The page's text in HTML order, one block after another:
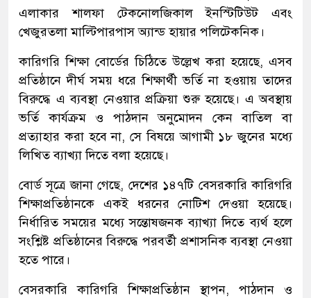
এলাকার শালফা টেকনোলজিকাল ইনস্টিটিউট এবং
খেজুরতলা মাল্টিপারপাস অ্যান্ড হায়ার পলিটেকনিক।
কারিগরি শিক্ষা বোর্ডের চিঠিতে উল্লেখ করা হয়েছে, এসব
প্রতিষ্ঠানে দীর্ঘ সময় ধরে শিক্ষার্থী ভর্তি না হওয়ায় তাদের
বিরুদ্ধে এ ব্যবস্থা নেওয়ার প্রক্রিয়া শুরু হয়েছে। এ অবস্থায়
ভর্তি কার্যক্রম ও পাঠদান অনুমোদন কেন বাতিল বা
প্রত্যাহার করা হবে না, সে বিষয়ে আগামী ১৮ জুনের মধ্যে
লিখিত ব্যাখ্যা দিতে বলা হয়েছে।
বোর্ড সূত্রে জানা গেছে, দেশের ১৪৭টি বেসরকারি কারিগরি
শিক্ষাপ্রতিষ্ঠানকে একই ধরনের নোটিশ দেওয়া হয়েছে।
নির্ধারিত সময়ের মধ্যে সন্তোষজনক ব্যাখ্যা দিতে ব্যর্থ হলে
সংশ্লিষ্ট প্রতিষ্ঠানের বিরুদ্ধে পরবর্তী প্রশাসনিক ব্যবস্থা নেওয়া
হতে পারে।
বেসরকারি কারিগরি শিক্ষাপ্রতিষ্ঠান স্থাপন, পাঠদান ও